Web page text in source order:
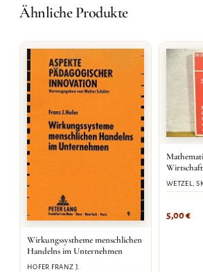
Ähnliche Produkte
Wirkungssystheme menschlichen
Handelns im Unternehmen
HOFER FRANZ J.
WETZEL,
5,00€